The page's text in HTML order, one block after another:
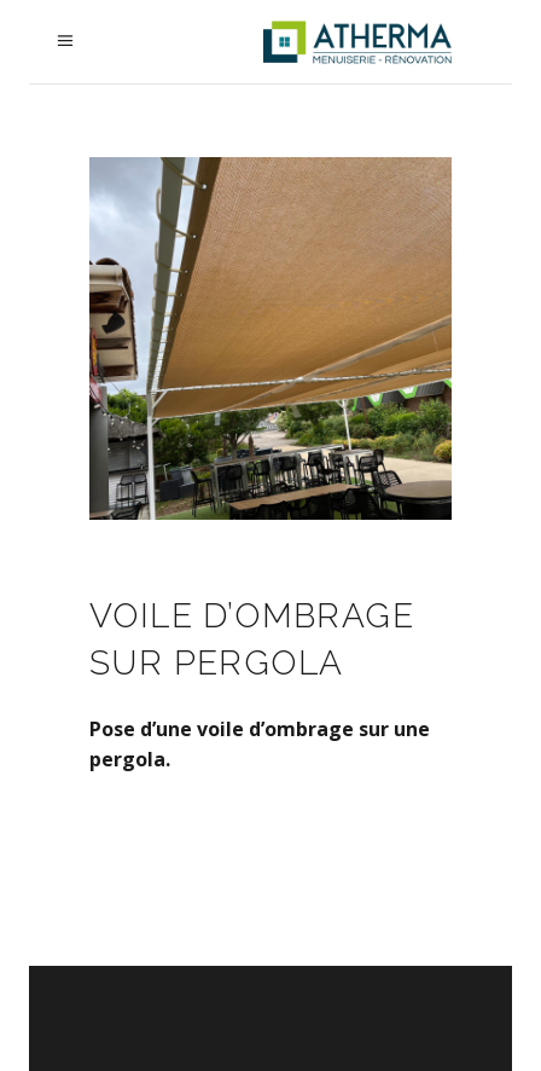
VOILE D’OMBRAGE
SUR PERGOLA
Pose d’une voile d’ombrage sur une
pergola.